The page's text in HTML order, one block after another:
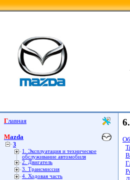
Главная
Mazda
3
1. Эксплуатация и техническое
обслуживание автомобиля
2. Двигатель
3. Трансмиссия
4. Ходовая часть